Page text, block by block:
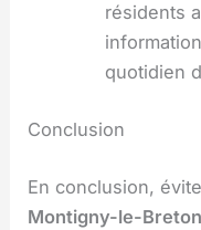
résidents
quotidien
Conclusion
En conclusion,
Montigny-le-